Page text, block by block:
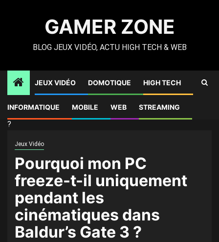
GAMER ZONE
BLOG JEUX VIDÉO, ACTU HIGH TECH & WEB
JEUX VIDÉO DOMOTIQUE HIGH TECH
INFORMATIQUE MOBILE WEB STREAMING
uniquement pendant les cinématiques dans Baldur’s Gate 3
?
Jeux Vidéo
Pourquoi mon PC
freeze-t-il uniquement
pendant les
cinématiques dans
Baldur’s Gate 3 ?